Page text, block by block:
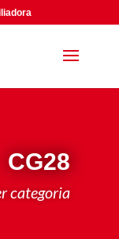
CG28
categoria